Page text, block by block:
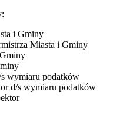
i Gminy
Miasta i Gminy
wymiaru podatków
d/s wymiaru podatków